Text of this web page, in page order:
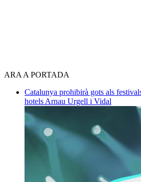
ARA A PORTADA
Catalunya prohibirà gots als
hotels Arnau Urgell i Vidal